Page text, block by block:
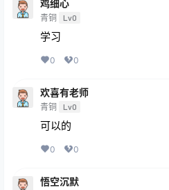
鸡细心
青铜 Lv0
学习
0 0
欢喜有老师
青铜 Lv0
可以的
0 0
悟空沉默